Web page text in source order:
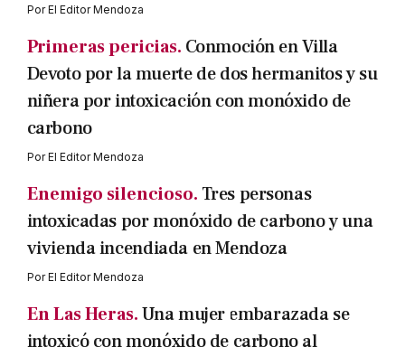
PorEl Editor Mendoza
Primeras pericias. Conmoción en Villa
Devoto por la muerte de dos hermanitos y su
niñera por intoxicación con monóxido de
carbono
PorEl Editor Mendoza
Enemigo silencioso. Tres personas
intoxicadas por monóxido de carbono y una
vivienda incendiada en Mendoza
PorEl Editor Mendoza
En Las Heras.Una mujer embarazada se
intoxicó con monóxido de carbono al